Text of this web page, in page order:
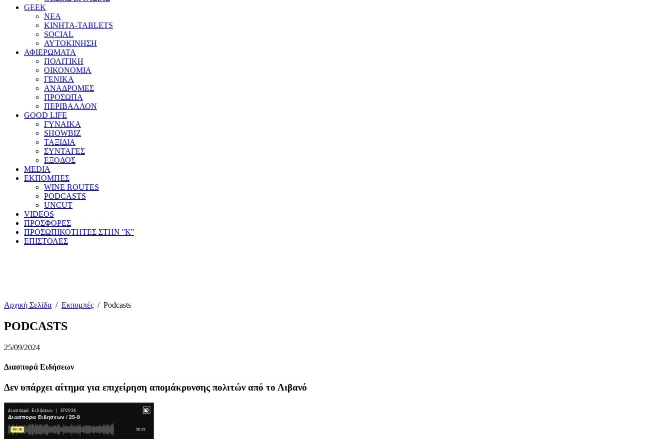
GEEK
ΝΕΑ
ΚΙΝΗΤΑ-TABLETS
SOCIAL
ΑΥΤΟΚΙΝΗΣΗ
ΑΦΙΕΡΩΜΑΤΑ
ΠΟΛΙΤΙΚΗ
ΟΙΚΟΝΟΜΙΑ
ΓΕΝΙΚΑ
ΑΝΑΔΡΟΜΕΣ
ΠΡΟΣΩΠΑ
ΠΕΡΙΒΑΛΛΟΝ
GOOD LIFE
ΓΥΝΑΙΚΑ
SHOWBIZ
ΤΑΞΙΔΙΑ
ΣΥΝΤΑΓΕΣ
ΕΞΟΔΟΣ
MEDIA
ΕΚΠΟΜΠΕΣ
WINE ROUTES
PODCASTS
UNCUT
VIDEOS
ΠΡΟΣΦΟΡΕΣ
ΠΡΟΣΩΠΙΚΟΤΗΤΕΣ ΣΤΗΝ ''Κ''
ΕΠΙΣΤΟΛΕΣ
Αρχική Σελίδα / Εκπομπές / Podcasts
PODCASTS
25/09/2024
Διασπορά Ειδήσεων
Δεν υπάρχει αίτημα για επιχείρηση απομάκρυνσης πολιτών από το Λιβανό